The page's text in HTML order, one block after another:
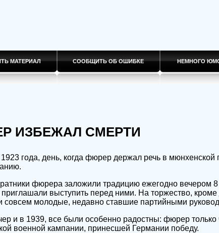
МАТЕРИАЛ СООБЩИТЬ ОБ ОШИБКЕ НЕМНОГО
ИЗБЕЖАЛ СМЕРТИ
года, день, когда фюрер держал речь в мюнхенской
фюрера заложили традицию ежегодно вечером
выступить перед ними. На торжество,
совсем молодые, недавно ставшие партийными
и в 1939, все были особенно радостны: фюрер только
военной кампании, принесшей Германии победу.